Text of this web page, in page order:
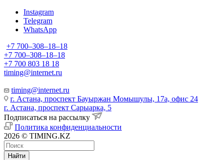
Instagram
Telegram
WhatsApp
+7 700‒308‒18‒18
+7 700‒308‒18‒18
+7 700 803 18 18
timing@internet.ru
timing@internet.ru
г. Астана, проспект Бауыржан Момышулы, 17а, офис 24
г. Астана, проспект Сарыарка, 5
Подписаться на рассылку
Политика конфиденциальности
2026 © TIMING.KZ
Найти